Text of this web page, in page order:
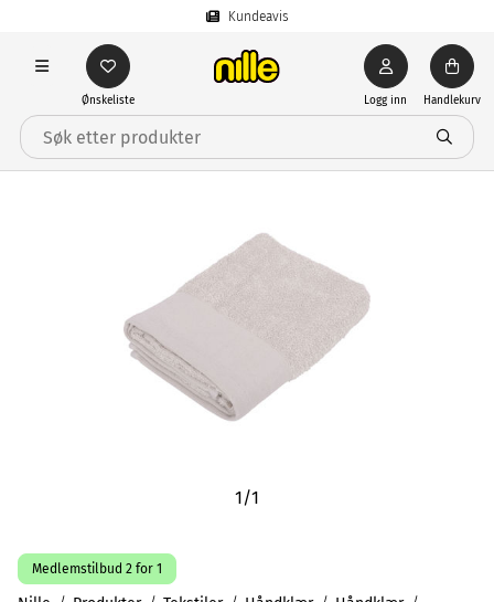
Kundeavis
Ønskeliste Logg inn Handlekurv
1/1
Medlemstilbud 2 for 1